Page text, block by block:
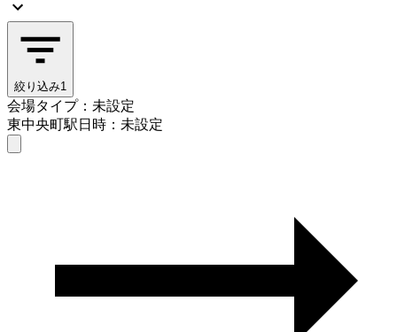
絞り込み1
会場タイプ：未設定
東中央町駅日時：未設定